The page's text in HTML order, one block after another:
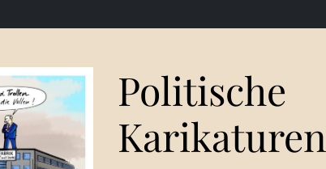
Politische
Karikaturen